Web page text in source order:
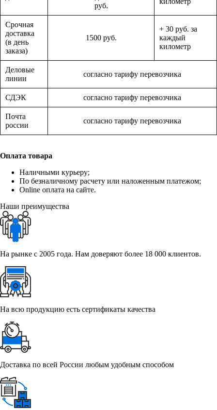
руб.
Срочная
доставка
(в день
заказа)
1500 руб.
+ 30 руб. за
каждый
километр
Деловые
линии
согласно тарифу перевозчика
СДЭК согласно тарифу перевозчика
Почта
россии
согласно тарифу перевозчика
Оплата товара
Наличными курьеру;
По безналичному расчету или наложенным платежом;
Online оплата на сайте.
Наши преимущества
На рынке с 2005 года. Нам доверяют более 18 000 клиентов.
На всю продукцию есть сертификаты качества
Доставка по всей России любым удобным способом